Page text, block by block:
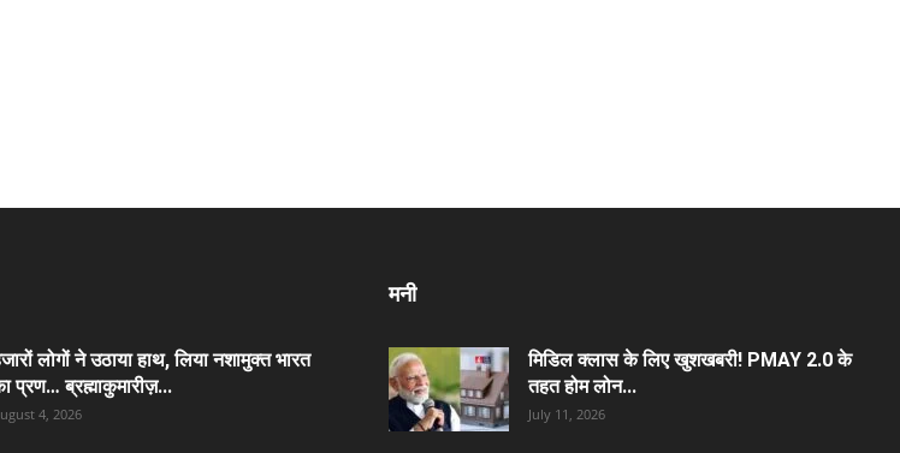
लोगों ने उठाया हाथ, लिया नशामुक्त भारत
प्रण… ब्रह्माकुमारीज़...
4, 2026
मनी
मिडिल क्लास के लिए खुशखबरी! PMAY 2.0 के
तहत होम लोन...
July 11, 2026